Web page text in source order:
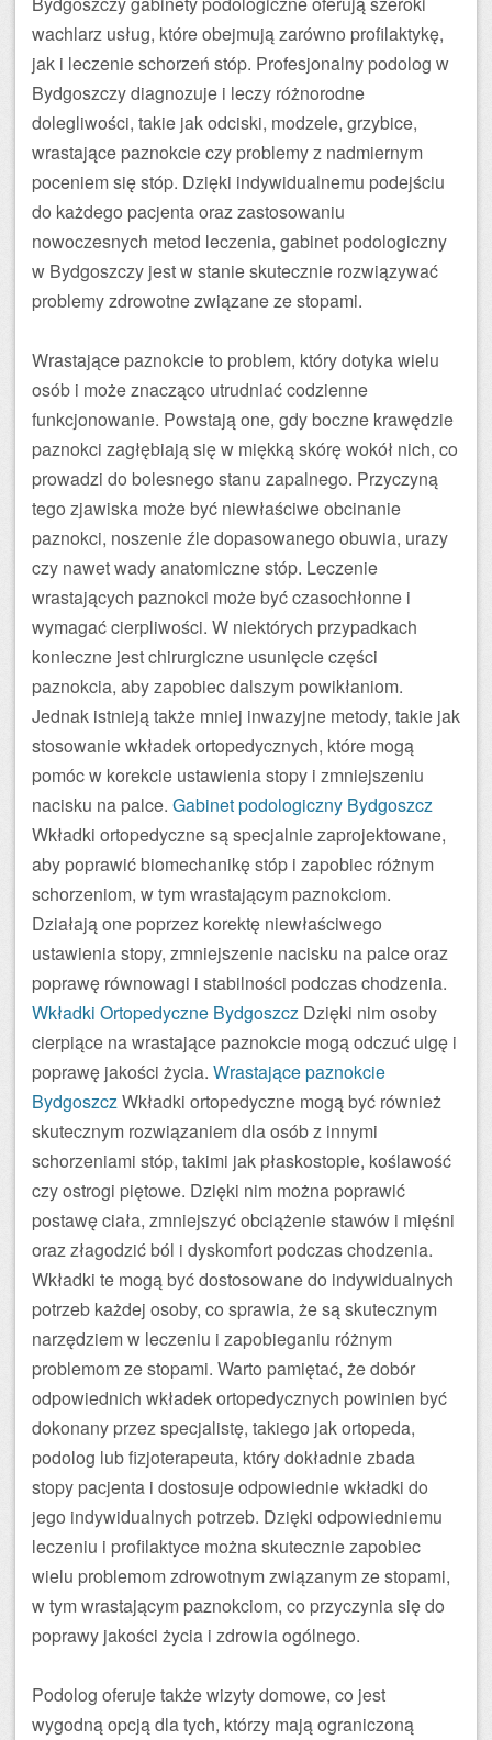
wachlarz usług, które obejmują zarówno profilaktykę,
jak i leczenie schorzeń stóp. Profesjonalny podolog w
Bydgoszczy diagnozuje i leczy różnorodne
dolegliwości, takie jak odciski, modzele, grzybice,
wrastające paznokcie czy problemy z nadmiernym
poceniem się stóp. Dzięki indywidualnemu podejściu
do każdego pacjenta oraz zastosowaniu
nowoczesnych metod leczenia, gabinet podologiczny
w Bydgoszczy jest w stanie skutecznie rozwiązywać
problemy zdrowotne związane ze stopami.
Wrastające paznokcie to problem, który dotyka wielu
osób i może znacząco utrudniać codzienne
funkcjonowanie. Powstają one, gdy boczne krawędzie
paznokci zagłębiają się w miękką skórę wokół nich, co
prowadzi do bolesnego stanu zapalnego. Przyczyną
tego zjawiska może być niewłaściwe obcinanie
paznokci, noszenie źle dopasowanego obuwia, urazy
czy nawet wady anatomiczne stóp. Leczenie
wrastających paznokci może być czasochłonne i
wymagać cierpliwości. W niektórych przypadkach
konieczne jest chirurgiczne usunięcie części
paznokcia, aby zapobiec dalszym powikłaniom.
Jednak istnieją także mniej inwazyjne metody, takie jak
stosowanie wkładek ortopedycznych, które mogą
pomóc w korekcie ustawienia stopy i zmniejszeniu
nacisku na palce. Gabinet podologiczny Bydgoszcz
Wkładki ortopedyczne są specjalnie zaprojektowane,
aby poprawić biomechanikę stóp i zapobiec różnym
schorzeniom, w tym wrastającym paznokciom.
Działają one poprzez korektę niewłaściwego
ustawienia stopy, zmniejszenie nacisku na palce oraz
poprawę równowagi i stabilności podczas chodzenia.
Wkładki Ortopedyczne Bydgoszcz Dzięki nim osoby
cierpiące na wrastające paznokcie mogą odczuć ulgę i
poprawę jakości życia. Wrastające paznokcie
BydgoszczWkładki ortopedyczne mogą być również
skutecznym rozwiązaniem dla osób z innymi
schorzeniami stóp, takimi jak płaskostopie, koślawość
czy ostrogi piętowe. Dzięki nim można poprawić
postawę ciała, zmniejszyć obciążenie stawów i mięśni
oraz złagodzić ból i dyskomfort podczas chodzenia.
Wkładki te mogą być dostosowane do indywidualnych
potrzeb każdej osoby, co sprawia, że są skutecznym
narzędziem w leczeniu i zapobieganiu różnym
problemom ze stopami. Warto pamiętać, że dobór
odpowiednich wkładek ortopedycznych powinien być
dokonany przez specjalistę, takiego jak ortopeda,
podolog lub fizjoterapeuta, który dokładnie zbada
stopy pacjenta i dostosuje odpowiednie wkładki do
jego indywidualnych potrzeb. Dzięki odpowiedniemu
leczeniu i profilaktyce można skutecznie zapobiec
wielu problemom zdrowotnym związanym ze stopami,
w tym wrastającym paznokciom, co przyczynia się do
poprawy jakości życia i zdrowia ogólnego.
Podolog oferuje także wizyty domowe, co jest
wygodną opcją dla tych, którzy mają ograniczoną